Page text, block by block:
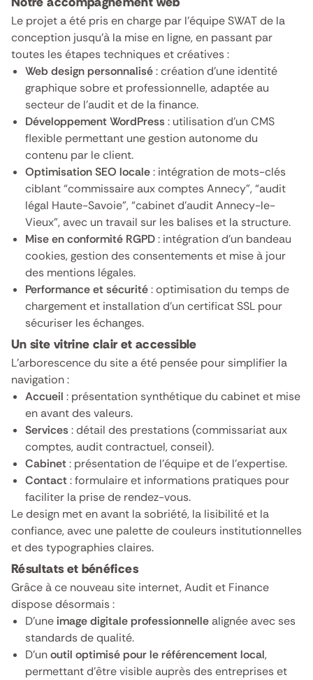
Le projet a été pris en charge par l’équipe SWAT de la
conception jusqu’à la mise en ligne, en passant par
toutes les étapes techniques et créatives :
Web design personnalisé: création d’une identité
graphique sobre et professionnelle, adaptée au
secteur de l’audit et de la finance.
Développement WordPress : utilisation d’un CMS
flexible permettant une gestion autonome du
contenu par le client.
Optimisation SEO locale: intégration de mots-clés
ciblant “commissaire aux comptes Annecy”, “audit
légal Haute-Savoie”, “cabinet d’audit Annecy-le-
Vieux”, avec un travail sur les balises et la structure.
Mise en conformité RGPD: intégration d’un bandeau
cookies, gestion des consentements et mise à jour
des mentions légales.
Performance et sécurité: optimisation du temps de
chargement et installation d’un certificat SSL pour
sécuriser les échanges.
Un site vitrine clair et accessible
L’arborescence du site a été pensée pour simplifier la
navigation :
Accueil : présentation synthétique du cabinet et mise
en avant des valeurs.
Services : détail des prestations (commissariat aux
comptes, audit contractuel, conseil).
Cabinet: présentation de l’équipe et de l’expertise.
Contact: formulaire et informations pratiques pour
faciliter la prise de rendez-vous.
Le design met en avant la sobriété, la lisibilité et la
confiance, avec une palette de couleurs institutionnelles
et des typographies claires.
Résultats et bénéfices
Grâce à ce nouveau site internet, Audit et Finance
dispose désormais :
D’uneimage digitale professionnellealignée avec ses
standards de qualité.
D’unoutil optimisé pour le référencement local,
permettant d’être visible auprès des entreprises et